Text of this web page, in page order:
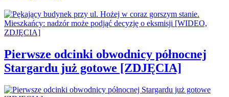
Pierwsze odcinki obwodnicy północnej
Stargardu już gotowe [ZDJĘCIA]